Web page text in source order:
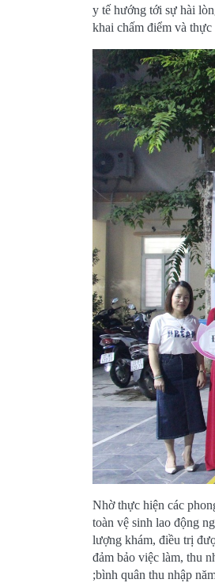
y tế hướng tới sự hài
khai chấm điểm và
Nhờ thực hiện các
toàn vệ sinh lao động
lượng khám, điều trị
đảm bảo việc làm, thu
;bình quân thu nhập